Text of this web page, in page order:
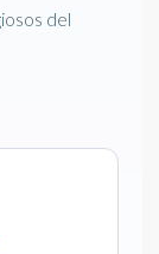
del